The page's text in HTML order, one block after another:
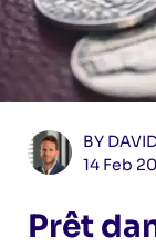
BY
14 Feb
Prêt